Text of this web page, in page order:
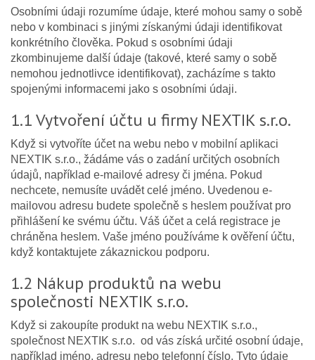
Osobními údaji rozumíme údaje, které mohou samy o sobě
nebo v kombinaci s jinými získanými údaji identifikovat
konkrétního člověka. Pokud s osobními údaji
zkombinujeme další údaje (takové, které samy o sobě
nemohou jednotlivce identifikovat), zacházíme s takto
spojenými informacemi jako s osobními údaji.
1.1 Vytvoření účtu u firmy NEXTIK s.r.o.
Když si vytvoříte účet na webu nebo v mobilní aplikaci
NEXTIK s.r.o., žádáme vás o zadání určitých osobních
údajů, například e-mailové adresy či jména. Pokud
nechcete, nemusíte uvádět celé jméno. Uvedenou e-
mailovou adresu budete společně s heslem používat pro
přihlášení ke svému účtu. Váš účet a celá registrace je
chráněna heslem. Vaše jméno používáme k ověření účtu,
když kontaktujete zákaznickou podporu.
1.2 Nákup produktů na webu
společnosti NEXTIK s.r.o.
Když si zakoupíte produkt na webu NEXTIK s.r.o.,
společnost NEXTIK s.r.o. od vás získá určité osobní údaje,
například jméno, adresu nebo telefonní číslo. Tyto údaje